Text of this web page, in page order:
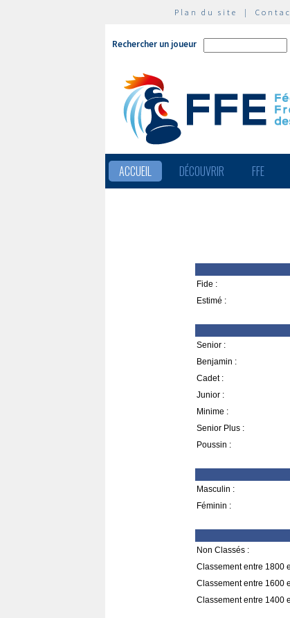
Plan du site |
Rechercher un joueur
ACCUEIL DÉCOUVRIR FFE
Fide :
Estimé :
Senior :
Benjamin :
Cadet :
Junior :
Minime :
Senior Plus :
Poussin :
Masculin :
Féminin :
Non Classés :
Classement entre 1800
Classement entre 1600
Classement entre 1400